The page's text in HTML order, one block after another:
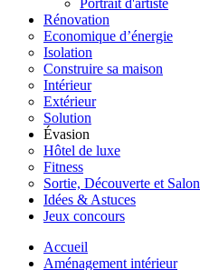
Portrait d'artiste
Rénovation
Economique d’énergie
Isolation
Construire sa maison
Intérieur
Extérieur
Solution
Évasion
Hôtel de luxe
Fitness
Sortie, Découverte et Salon
Idées & Astuces
Jeux concours
Accueil
Aménagement intérieur